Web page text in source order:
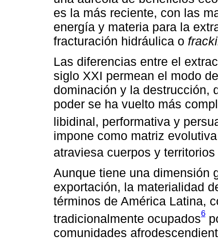
es la más reciente, con las
energía y materia para la
fracturación hidráulica o
Las diferencias entre el
siglo XXI permean el modo
dominación y la destrucción,
poder se ha vuelto más
libidinal, performativa y
impone como matriz
atraviesa cuerpos y
Aunque tiene una dimensión
exportación, la materialidad
términos de América Latina,
tradicionalmente ocupados6
comunidades